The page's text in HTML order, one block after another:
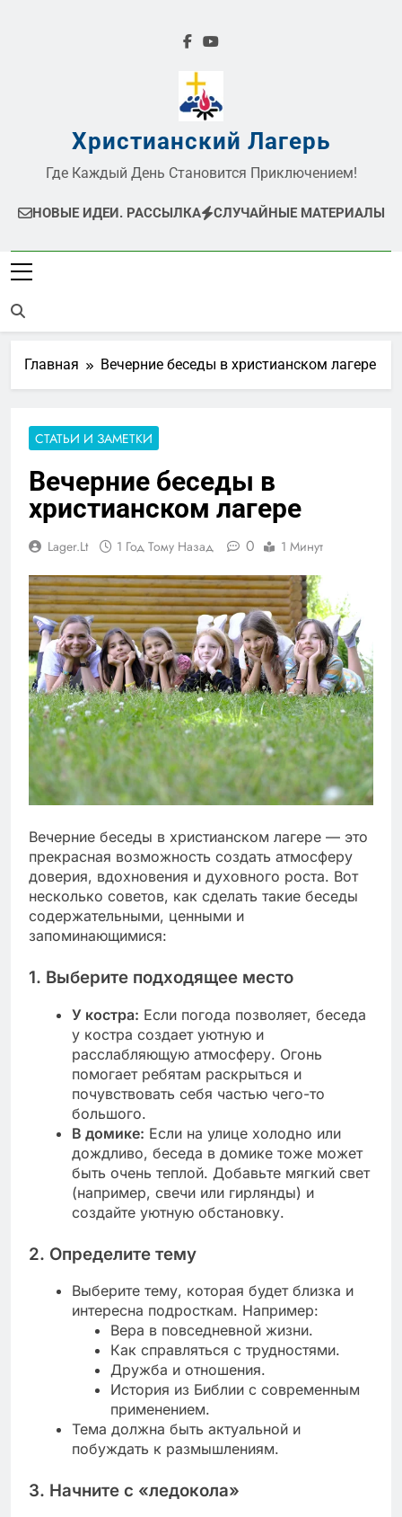
Христианский Лагерь
Где Каждый День Становится Приключением!
НОВЫЕ ИДЕИ. РАССЫЛКА СЛУЧАЙНЫЕ МАТЕРИАЛЫ
Главная Вечерние беседы в христианском лагере
СТАТЬИ И ЗАМЕТКИ
Вечерние беседы в
христианском лагере
Lager.lt 1 Год Тому Назад 0 1 Минут
Вечерние беседы в христианском лагере — это
прекрасная возможность создать атмосферу
доверия, вдохновения и духовного роста. Вот
несколько советов, как сделать такие беседы
содержательными, ценными и
запоминающимися:
1. Выберите подходящее место
У костра: Если погода позволяет, беседа
у костра создает уютную и
расслабляющую атмосферу. Огонь
помогает ребятам раскрыться и
почувствовать себя частью чего-то
большого.
В домике: Если на улице холодно или
дождливо, беседа в домике тоже может
быть очень теплой. Добавьте мягкий свет
(например, свечи или гирлянды) и
создайте уютную обстановку.
2. Определите тему
Выберите тему, которая будет близка и
интересна подросткам. Например:
Вера в повседневной жизни.
Как справляться с трудностями.
Дружба и отношения.
История из Библии с современным
применением.
Тема должна быть актуальной и
побуждать к размышлениям.
3. Начните с «ледокола»